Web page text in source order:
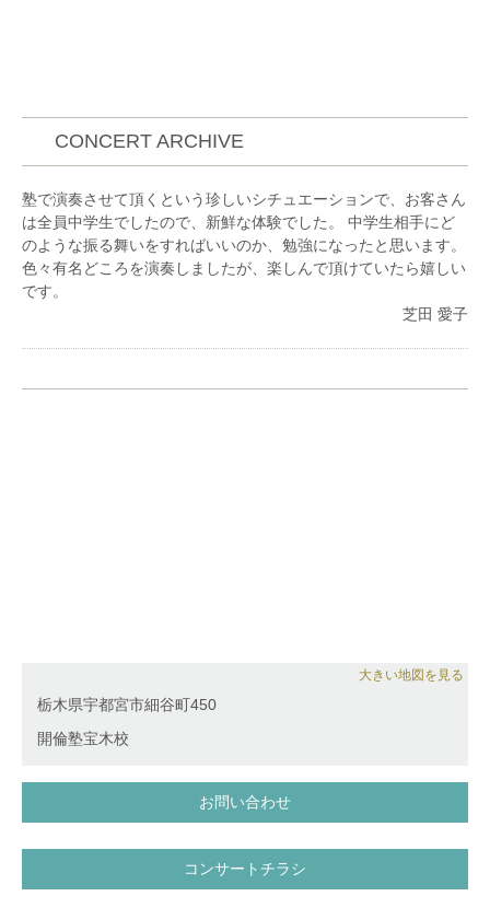
CONCERT ARCHIVE
塾で演奏させて頂くという珍しいシチュエーションで、お客さん
は全員中学生でしたので、新鮮な体験でした。 中学生相手にど
のような振る舞いをすればいいのか、勉強になったと思います。
色々有名どころを演奏しましたが、楽しんで頂けていたら嬉しい
です。
芝田 愛子
大きい地図を見る
栃木県宇都宮市細谷町450
開倫塾宝木校
お問い合わせ
コンサートチラシ